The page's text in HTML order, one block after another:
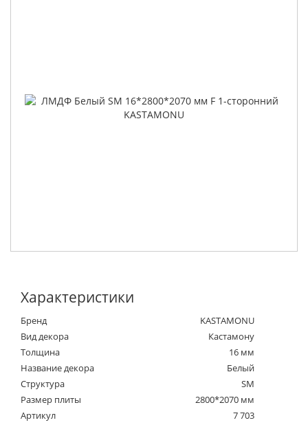
Характеристики
Бренд
KASTAMONU
Вид декора
Кастамону
Толщина
16 мм
Название декора
Белый
Структура
SM
Размер плиты
2800*2070 мм
Артикул
7 703